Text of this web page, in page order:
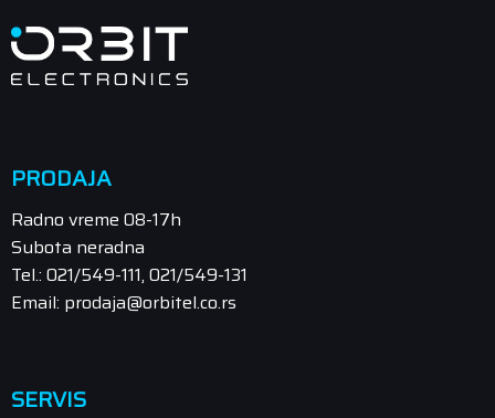
PRODAJA
Radno vreme 08-17h
Subota neradna
Tel.: 021/549-111, 021/549-131
Email: prodaja@orbitel.co.rs
SERVIS